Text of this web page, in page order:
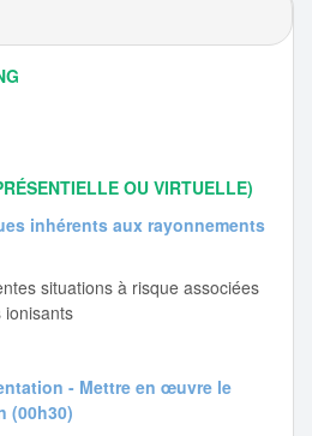
OU VIRTUELLE)
inhérents aux rayonnements
situations à risque associées
ionisants
- Mettre en œuvre le
(00h30)